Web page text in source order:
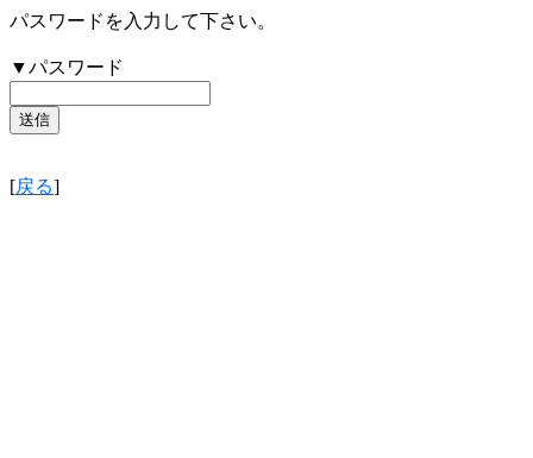
パスワードを入力して下さい。
▼パスワード
[戻る]